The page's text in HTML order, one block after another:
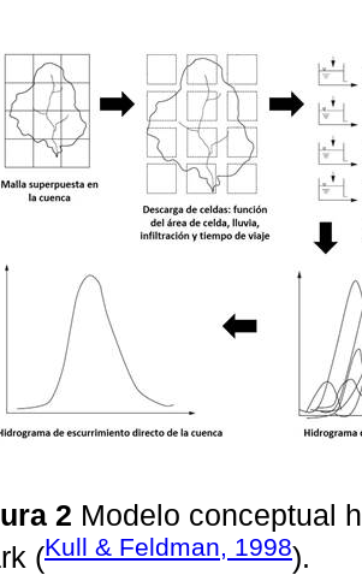
2 Modelo conceptual
(Kull & Feldman, 1998).